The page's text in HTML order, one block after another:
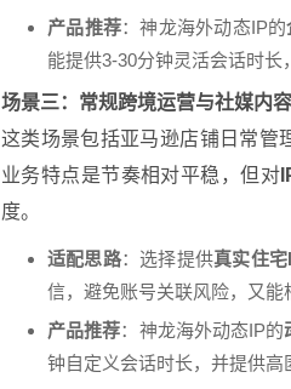
产品推荐：神龙海外动态IP的
能提供3-30分钟灵活会话时长
场景三：常规跨境运营与社媒内
这类场景包括亚马逊店铺日常管
业务特点是节奏相对平稳，但对
度。
适配思路：选择提供真实住
信，避免账号关联风险，又能
产品推荐：神龙海外动态IP的
钟自定义会话时长，并提供高